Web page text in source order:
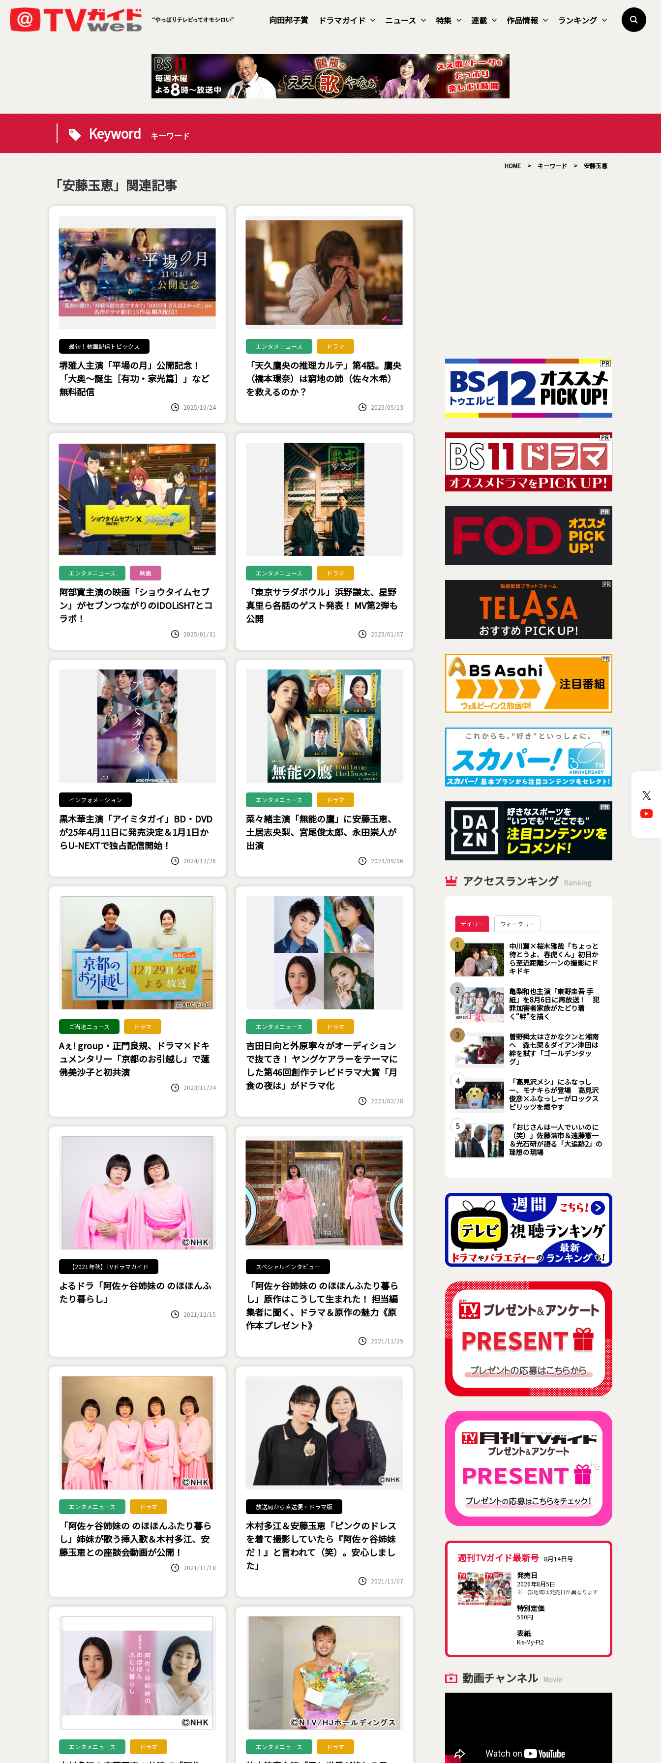
向田邦子賞 ドラマガイド ニュース 特集 連載 作品情報 ランキング
Keyword キーワード
HOME > キーワード > 安藤玉恵
「安藤玉恵」関連記事
最旬！動画配信トピックス
堺雅人主演「平場の月」公開記念！
「大奥～誕生［有功・家光篇］」など
無料配信
2025/10/24
エンタメニュース ドラマ
「天久鷹央の推理カルテ」第4話。鷹央
（橋本環奈）は窮地の姉（佐々木希）
を救えるのか？
2025/05/13
エンタメニュース 映画
阿部寛主演の映画「ショウタイムセブ
ン」がセブンつながりのIDOLiSH7とコ
ラボ！
2025/01/31
エンタメニュース ドラマ
「東京サラダボウル」浜野謙太、星野
真里ら各話のゲスト発表！ MV第2弾も
公開
2025/01/07
インフォメーション
黒木華主演「アイミタガイ」BD・DVD
が25年4月11日に発売決定＆1月1日か
らU-NEXTで独占配信開始！
2024/12/26
エンタメニュース ドラマ
菜々緒主演「無能の鷹」に安藤玉恵、
土居志央梨、宮尾俊太郎、永田崇人が
出演
2024/09/06
ご当地ニュース ドラマ
Aぇ! group・正門良規、ドラマ×ドキ
ュメンタリー「京都のお引越し」で蓮
佛美沙子と初共演
2023/11/24
エンタメニュース ドラマ
吉田日向と外原寧々がオーディション
で抜てき！ ヤングケアラーをテーマに
した第46回創作テレビドラマ大賞「月
食の夜は」がドラマ化
2023/02/28
【2021年秋】TVドラマガイド
よるドラ「阿佐ヶ谷姉妹の のほほんふ
たり暮らし」
2021/12/15
スペシャルインタビュー
「阿佐ヶ谷姉妹の のほほんふたり暮ら
し」原作はこうして生まれた！ 担当編
集者に聞く、ドラマ＆原作の魅力《原
作本プレゼント》
2021/11/25
エンタメニュース ドラマ
「阿佐ヶ谷姉妹の のほほんふたり暮ら
し」姉妹が歌う挿入歌＆木村多江、安
藤玉恵との座談会動画が公開！
2021/11/18
放送局から直送便・ドラマ版
木村多江＆安藤玉恵「ピンクのドレス
を着て撮影していたら『阿佐ヶ谷姉妹
だ！』と言われて（笑）。安心しまし
た」
2021/11/07
エンタメニュース ドラマ エンタメニュース ドラマ
アクセスランキング Ranking
デイリー ウィークリー
1
中川翼×桜木雅哉「ちょっと
待とうよ、春虎くん」初日か
ら至近距離シーンの撮影にド
キドキ
2
亀梨和也主演「東野圭吾 手
紙」を8月6日に再放送！ 犯
罪加害者家族がたどり着
く“絆”を描く
3
曽野舜太はさかなクンと湘南
へ 森七菜＆ダイアン津田は
絆を試す「ゴールデンタッ
グ」
4
「高見沢メシ」にふなっし
ー、モナキらが登場 高見沢
俊彦×ふなっしーがロックス
ピリッツを燃やす
5
「おじさんは一人でいいのに
（笑）」佐藤浩市＆遠藤憲一
＆光石研が語る「大追跡2」の
理想の現場
週刊TVガイド最新号 8月14日号
発売日
2026年8月5日
※一部地域は発売日が異なります
特別定価
590円
表紙
Kis-My-Ft2
動画チャンネル Movie